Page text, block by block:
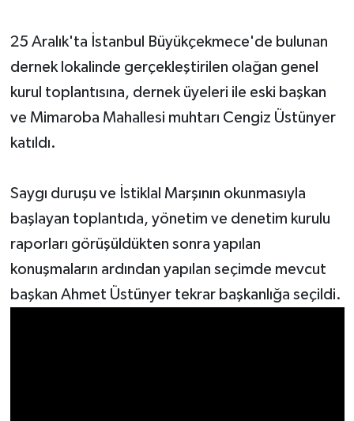
25 Aralık'ta İstanbul Büyükçekmece'de bulunan
dernek lokalinde gerçekleştirilen olağan genel
kurul toplantısına, dernek üyeleri ile eski başkan
ve Mimaroba Mahallesi muhtarı Cengiz Üstünyer
katıldı.
Saygı duruşu ve İstiklal Marşının okunmasıyla
başlayan toplantıda, yönetim ve denetim kurulu
raporları görüşüldükten sonra yapılan
konuşmaların ardından yapılan seçimde mevcut
başkan Ahmet Üstünyer tekrar başkanlığa seçildi.